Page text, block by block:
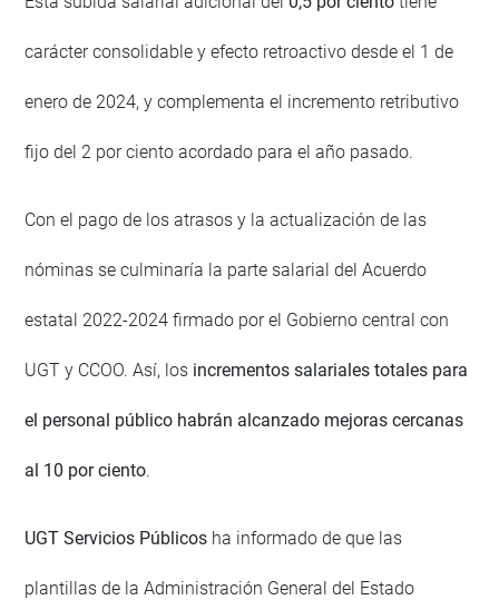
carácter consolidable y efecto retroactivo desde el 1 de
enero de 2024, y complementa el incremento retributivo
fijo del 2 por ciento acordado para el año pasado.
Con el pago de los atrasos y la actualización de las
nóminas se culminaría la parte salarial del Acuerdo
estatal 2022-2024 firmado por el Gobierno central con
UGT y CCOO. Así, los incrementos salariales totales para
el personal público habrán alcanzado mejoras cercanas
al 10 por ciento.
UGT Servicios Públicos ha informado de que las
plantillas de la Administración General del Estado